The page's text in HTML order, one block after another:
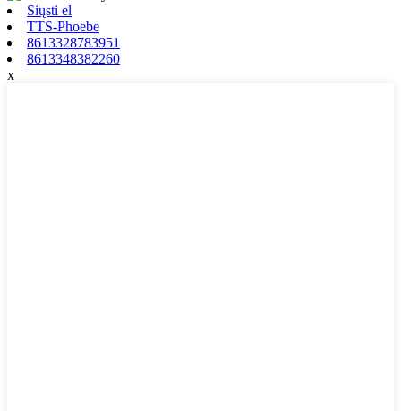
Siųsti el
TTS-Phoebe
8613328783951
8613348382260
x